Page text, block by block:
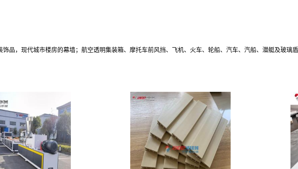
品，现代城市楼房的幕墙；航空透明集装箱、摩托车前风挡、飞机、火车、轮船、汽车、汽船、潜艇及玻璃